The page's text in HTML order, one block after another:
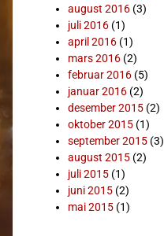
august 2016(3)
juli 2016(1)
april 2016(1)
mars 2016(2)
februar 2016(5)
januar 2016(2)
desember 2015(2)
oktober 2015(1)
september 2015(3)
august 2015(2)
juli 2015(1)
juni 2015(2)
mai 2015(1)